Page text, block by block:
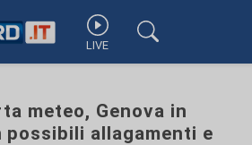
LIVE
meteo, Genova in
possibili allagamenti e